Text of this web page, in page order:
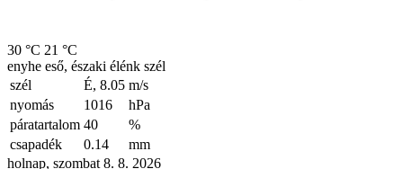
30 °C 21 °C
enyhe eső, északi élénk szél
szél
É, 8.05 m/s
nyomás
1016
hPa
páratartalom 40
%
csapadék
0.14
mm
holnap, szombat 8. 8. 2026